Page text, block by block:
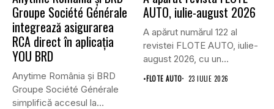
Groupe Société Générale
integrează asigurarea
RCA direct în aplicația
YOU BRD
Anytime România și BRD
Groupe Société Générale
simplifică accesul la
AUTO, iulie-august 2026
A apărut numărul 122 al
revistei FLOTE AUTO, iulie-
august 2026, cu un...
•FLOTE AUTO 23 IULIE 2026